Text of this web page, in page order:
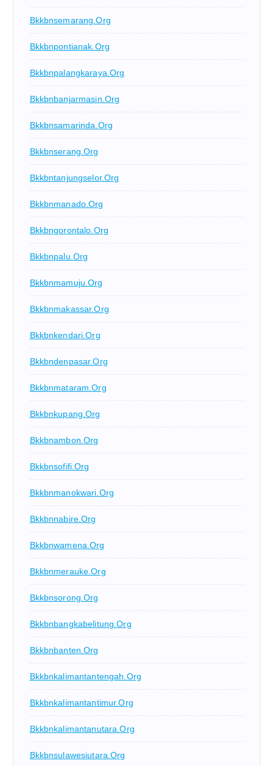
Bkkbnsemarang.org
Bkkbnpontianak.org
Bkkbnpalangkaraya.org
Bkkbnbanjarmasin.org
Bkkbnsamarinda.org
Bkkbnserang.org
Bkkbntanjungselor.org
Bkkbnmanado.org
Bkkbngorontalo.org
Bkkbnpalu.org
Bkkbnmamuju.org
Bkkbnmakassar.org
Bkkbnkendari.org
Bkkbndenpasar.org
Bkkbnmataram.org
Bkkbnkupang.org
Bkkbnambon.org
Bkkbnsofifi.org
Bkkbnmanokwari.org
Bkkbnnabire.org
Bkkbnwamena.org
Bkkbnmerauke.org
Bkkbnsorong.org
Bkkbnbangkabelitung.org
Bkkbnbanten.org
Bkkbnkalimantantengah.org
Bkkbnkalimantantimur.org
Bkkbnkalimantanutara.org
Bkkbnsulawesiutara.org